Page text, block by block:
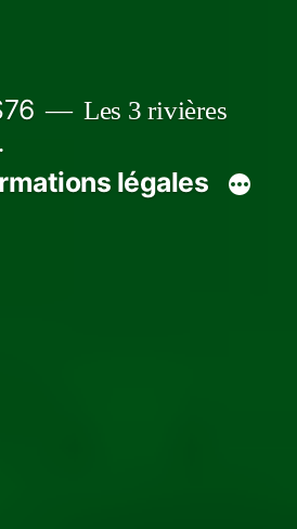
Les 3 rivières
légales